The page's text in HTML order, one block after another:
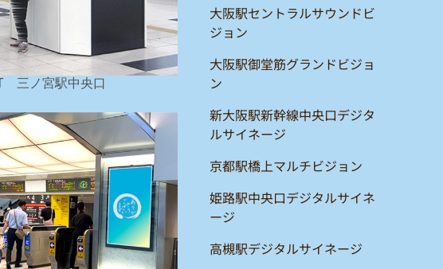
三ノ宮駅中央口
大阪駅セントラルサウンドビ
ジョン
大阪駅御堂筋グランドビジョ
ン
新大阪駅新幹線中央口デジタ
ルサイネージ
京都駅橋上マルチビジョン
姫路駅中央口デジタルサイネ
ージ
高槻駅デジタルサイネージ